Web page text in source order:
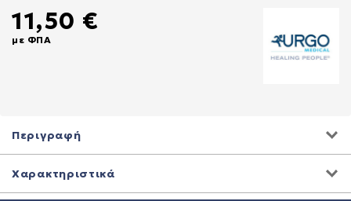
11,50 €
με ΦΠΑ
Περιγραφή
Χαρακτηριστικά